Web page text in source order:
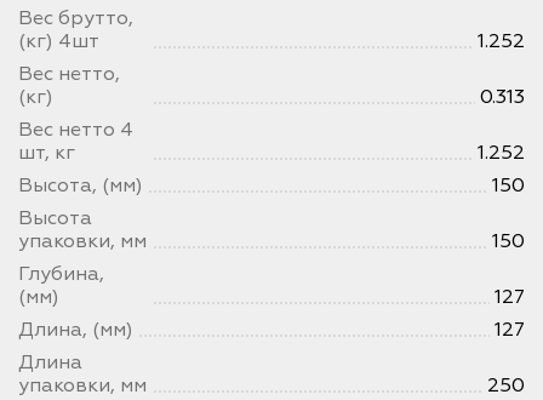
Вес брутто,
(кг) 4шт
1.252
Вес нетто,
(кг)
0.313
Вес нетто 4
шт, кг
1.252
Высота, (мм)
150
Высота
упаковки, мм
150
Глубина,
(мм)
127
Длина, (мм)
127
Длина
упаковки, мм
250